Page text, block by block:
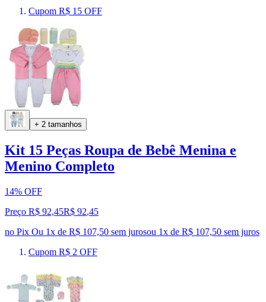
Cupom R$ 15 OFF
+ 2 tamanhos
Kit 15 Peças Roupa de Bebê Menina e
Menino Completo
14% OFF
Preço R$ 92,45R$ 92,45
no Pix Ou 1x de R$ 107,50 sem jurosou 1x de R$ 107,50 sem juros
Cupom R$ 2 OFF